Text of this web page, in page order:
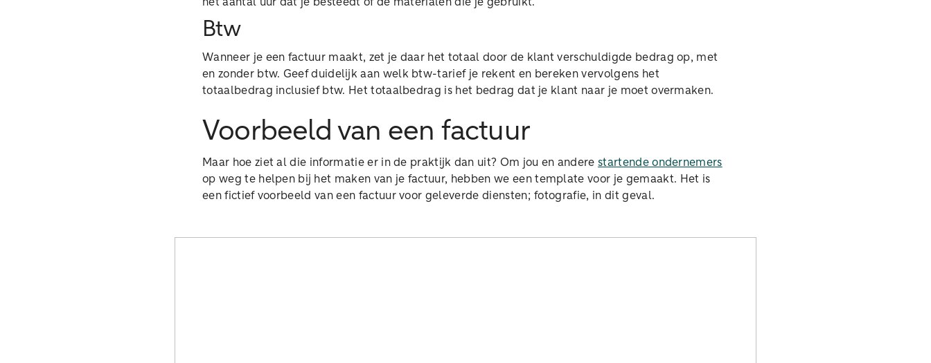
Btw
Wanneer je een factuur maakt, zet je daar het totaal door de klant verschuldigde bedrag op, met
en zonder btw. Geef duidelijk aan welk btw-tarief je rekent en bereken vervolgens het
totaalbedrag inclusief btw. Het totaalbedrag is het bedrag dat je klant naar je moet overmaken.
Voorbeeld van een factuur
Maar hoe ziet al die informatie er in de praktijk dan uit? Om jou en anderestartende ondernemers
op weg te helpen bij het maken van je factuur, hebben we een template voor je gemaakt. Het is
een fictief voorbeeld van een factuur voor geleverde diensten; fotografie, in dit geval.